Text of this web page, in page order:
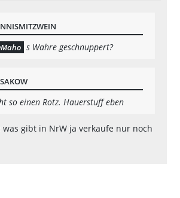
Maho s Wahre geschnuppert?
so einen Rotz. Hauerstuff eben
was gibt in NrW ja verkaufe nur noch